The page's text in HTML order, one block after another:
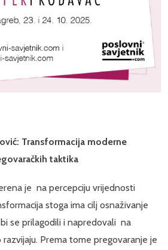
Transformacija moderne
taktika
je na percepciju vrijednosti
stoga ima cilj osnaživanje
se prilagodili i napredovali na
Prema tome pregovaranje je